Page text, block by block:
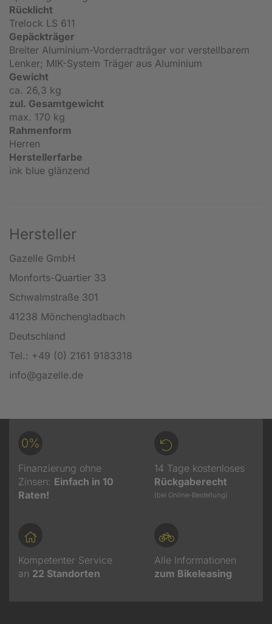
Rücklicht
Trelock LS 611
Gepäckträger
Breiter Aluminium-Vorderradträger vor verstellbarem
Lenker; MIK-System Träger aus Aluminium
Gewicht
ca. 26,3 kg
zul. Gesamtgewicht
max. 170 kg
Rahmenform
Herren
Herstellerfarbe
ink blue glänzend
Hersteller
Gazelle GmbH
Monforts-Quartier 33
Schwalmstraße 301
41238 Mönchengladbach
Deutschland
Tel.: +49 (0) 2161 9183318
info@gazelle.de
0%
Finanzierung ohne
Zinsen: Einfach in 10
Raten!
14 Tage kostenloses
Rückgaberecht
(bei Online-Bestellung)
Kompetenter Service
an 22 Standorten
Alle Informationen
zum Bikeleasing